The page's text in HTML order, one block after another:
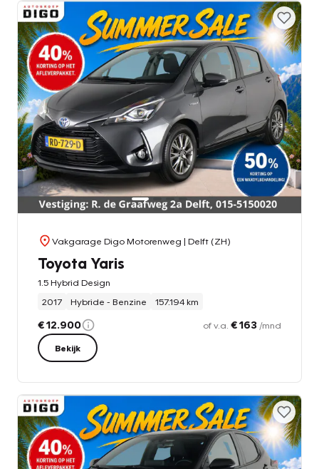
Vakgarage Digo Motorenweg | Delft (ZH)
Toyota Yaris
1.5 Hybrid Design
2017
Hybride - Benzine 157.194 km
€ 12.900 of v.a. € 163 /mnd
Bekijk